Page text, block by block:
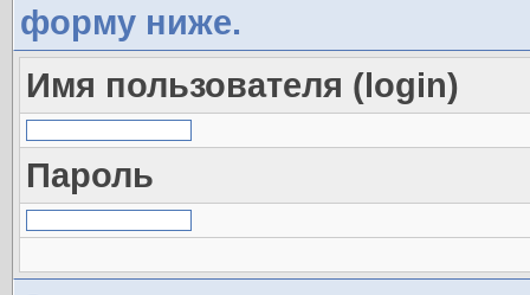
форму ниже.
Имя пользователя (login)
Пароль